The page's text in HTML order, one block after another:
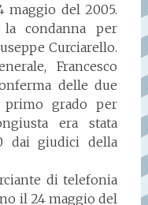
maggio del 2005.
condanna per
Curciarello.
Francesco
delle due
primo grado per
era stata
dai giudici della
di telefonia
il 24 maggio del